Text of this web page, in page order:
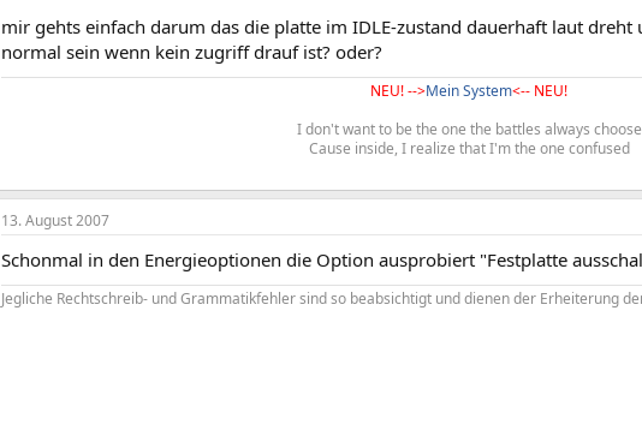
mir gehts einfach darum das die platte im IDLE-zustand dauerhaft laut
normal sein wenn kein zugriff drauf ist? oder?
NEU! -->Mein System<-- NEU!
I don't want to be the one the battles always choose
Cause inside, I realize that I'm the one confused
13. August 2007
Schonmal in den Energieoptionen die Option ausprobiert "Festplatte
Jegliche Rechtschreib- und Grammatikfehler sind so beabsichtigt und dienen der Erheiterung